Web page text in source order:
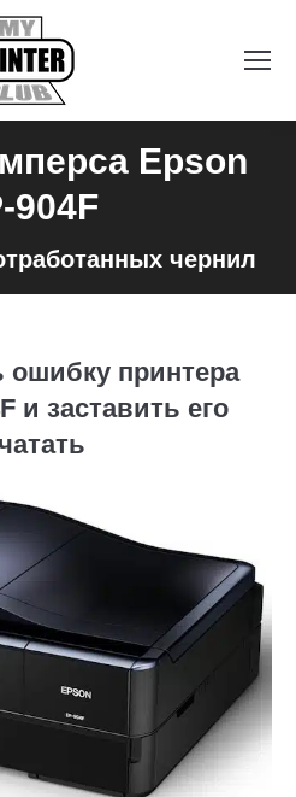
Epson
904F
чернил
ошибку принтера
и заставить его